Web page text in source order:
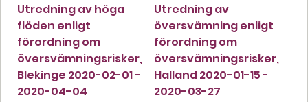
Utredning av höga
flöden enligt
förordning om
översvämningsrisker,
Blekinge 2020-02-01 -
2020-04-04
Utredning av
översvämning enligt
förordning om
översvämningsrisker,
Halland 2020-01-15 -
2020-03-27